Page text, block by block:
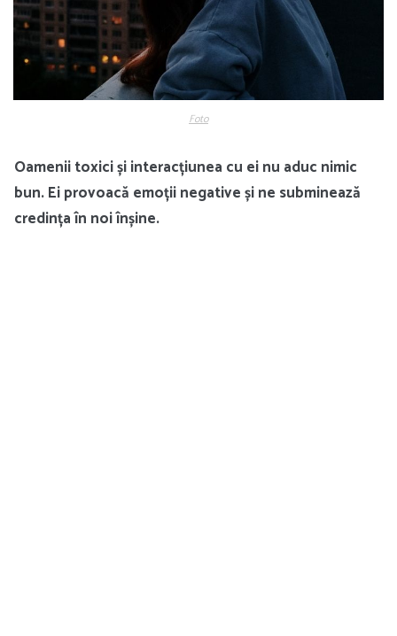
Foto
Oamenii toxici și interacțiunea cu ei nu aduc nimic
bun. Ei provoacă emoții negative și ne subminează
credința în noi înșine.